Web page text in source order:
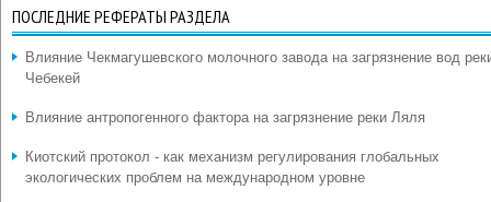
ПОСЛЕДНИЕ РЕФЕРАТЫ РАЗДЕЛА
Влияние Чекмагушевского молочного завода на загрязнение вод
Чебекей
Влияние антропогенного фактора на загрязнение реки Ляля
Киотский протокол - как механизм регулирования глобальных
экологических проблем на международном уровне